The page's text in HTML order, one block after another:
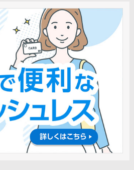
）
・特約等の一部改定について（改
「七十七Visaカード NL」（年会費
て
の明細書郵送の有料化に関する
のATM手数料のご案内